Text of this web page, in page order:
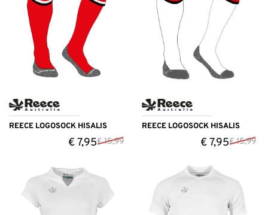
REECE LOGOSOCK HISALIS
€7,95€15,99
REECE LOGOSOCK HISALIS
€7,95€15,99